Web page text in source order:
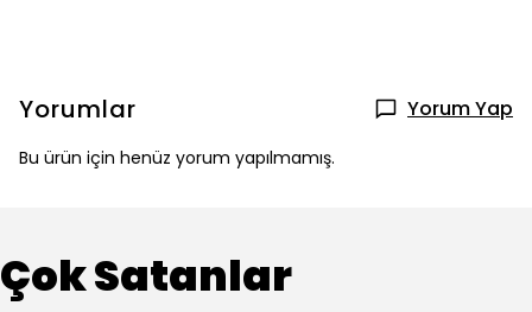
Yorumlar Yorum Yap
Bu ürün için henüz yorum yapılmamış.
Çok Satanlar